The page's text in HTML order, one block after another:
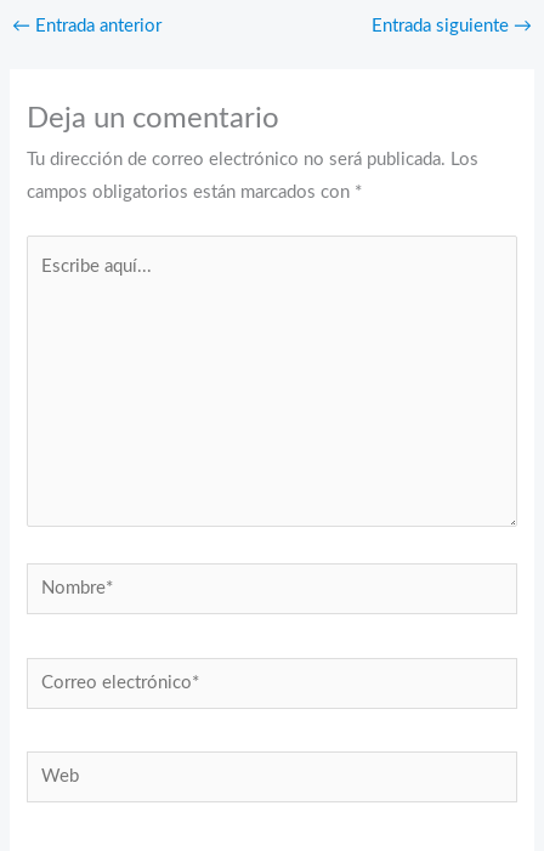
← Entrada anterior Entrada siguiente →
Deja un comentario
Tu dirección de correo electrónico no será publicada. Los
campos obligatorios están marcados con *
Nombre*
Correo
electrónico*
Web